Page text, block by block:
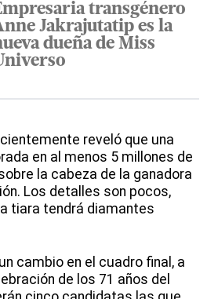
transgénero
Jakrajutatip es la
dueña de Miss
reveló que una
en al menos 5 millones de
la cabeza de la ganadora
Los detalles son pocos,
tiara tendrá diamantes
cambio en el cuadro final, a
de los 71 años del